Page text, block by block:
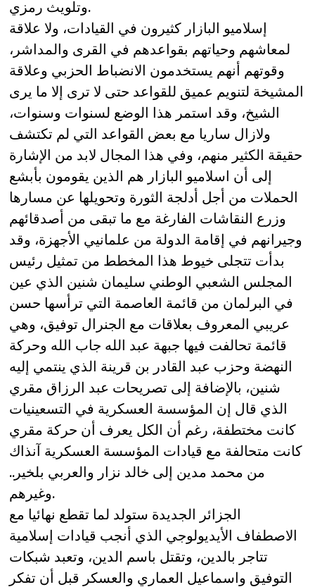
وتلويث رمزي.
إسلاميو البازار كثيرون في القيادات، ولا علاقة
لمعاشهم وحياتهم بقواعدهم في القرى والمداشر،
وقوتهم أنهم يستخدمون الانضباط الحزبي وعلاقة
المشيخة لتنويم عميق للقواعد حتى لا ترى إلا ما يرى
الشيخ، وقد استمر هذا الوضع لسنوات وسنوات،
ولازال ساريا مع بعض القواعد التي لم تكتشف
حقيقة الكثير منهم، وفي هذا المجال لابد من الإشارة
إلى أن اسلاميو البازار هم الذين يقومون بأبشع
الحملات من أجل أدلجة الثورة وتحويلها عن مسارها
وزرع النقاشات الفارغة مع ما تبقى من أصدقائهم
وجيرانهم في إقامة الدولة من علمانيي الأجهزة، وقد
بدأت تتجلى خيوط هذا المخطط من تمثيل رئيس
المجلس الشعبي الوطني سليمان شنين الذي عين
في البرلمان من قائمة العاصمة التي ترأسها حسن
عريبي المعروف بعلاقات مع الجنرال توفيق، وهي
قائمة تحالفت فيها جبهة عبد الله جاب الله وحركة
النهضة وحزب عبد القادر بن قرينة الذي ينتمي إليه
شنين، بالإضافة إلى تصريحات عبد الرزاق مقري
الذي قال إن المؤسسة العسكرية في التسعينيات
كانت مختطفة، رغم أن الكل يعرف أن حركة مقري
كانت متحالفة مع قيادات المؤسسة العسكرية آنذاك
من محمد مدين إلى خالد نزار والعربي بلخير..
وغيرهم.
الجزائر الجديدة ستولد لما تقطع نهائيا مع
الاصطفاف الأيديولوجي الذي أنجب قيادات إسلامية
تتاجر بالدين، وتقتل باسم الدين، وتعبد شبكات
التوفيق واسماعيل العماري والعسكر قبل أن تفكر